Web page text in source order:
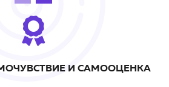
И САМООЦЕНКА